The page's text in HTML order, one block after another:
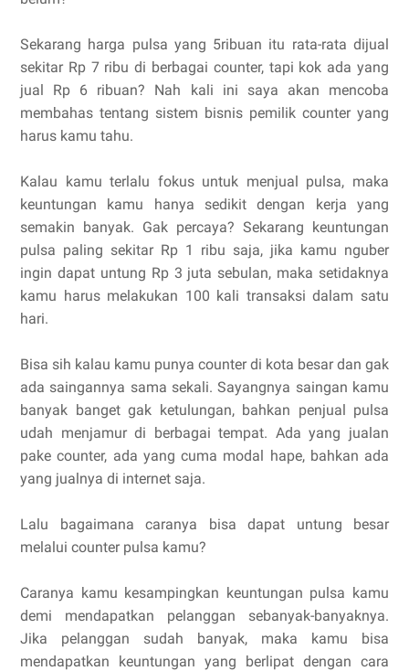
Sekarang harga pulsa yang 5ribuan itu rata-rata dijual
sekitar Rp 7 ribu di berbagai counter, tapi kok ada yang
jual Rp 6 ribuan? Nah kali ini saya akan mencoba
membahas tentang sistem bisnis pemilik counter yang
harus kamu tahu.
Kalau kamu terlalu fokus untuk menjual pulsa, maka
keuntungan kamu hanya sedikit dengan kerja yang
semakin banyak. Gak percaya? Sekarang keuntungan
pulsa paling sekitar Rp 1 ribu saja, jika kamu nguber
ingin dapat untung Rp 3 juta sebulan, maka setidaknya
kamu harus melakukan 100 kali transaksi dalam satu
hari.
Bisa sih kalau kamu punya counter di kota besar dan gak
ada saingannya sama sekali. Sayangnya saingan kamu
banyak banget gak ketulungan, bahkan penjual pulsa
udah menjamur di berbagai tempat. Ada yang jualan
pake counter, ada yang cuma modal hape, bahkan ada
yang jualnya di internet saja.
Lalu bagaimana caranya bisa dapat untung besar
melalui counter pulsa kamu?
Caranya kamu kesampingkan keuntungan pulsa kamu
demi mendapatkan pelanggan sebanyak-banyaknya.
Jika pelanggan sudah banyak, maka kamu bisa
mendapatkan keuntungan yang berlipat dengan cara